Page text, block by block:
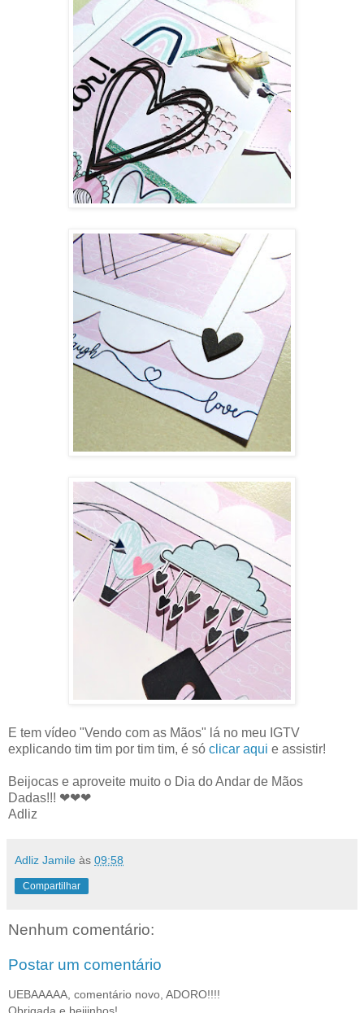
E tem vídeo "Vendo com as Mãos" lá no meu IGTV
explicando tim tim por tim tim, é só clicar aqui e assistir!
Beijocas e aproveite muito o Dia do Andar de Mãos
Dadas!!! ❤❤❤
Adliz
Adliz Jamile às 09:58
Compartilhar
Nenhum comentário:
Postar um comentário
UEBAAAAA, comentário novo, ADORO!!!!
Obrigada e beijinhos!